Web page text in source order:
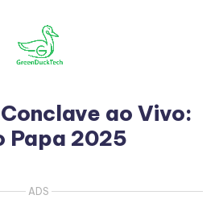
ao Vivo:
Papa 2025
ADS